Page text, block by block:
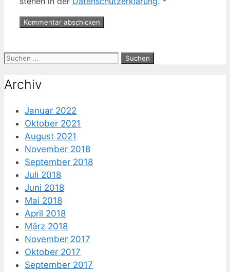
Suche
Archiv
Januar 2022
Oktober 2021
August 2021
November 2018
September 2018
Juli 2018
Juni 2018
Mai 2018
April 2018
März 2018
November 2017
Oktober 2017
September 2017